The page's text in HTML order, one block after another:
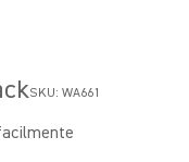
SKU: WA661